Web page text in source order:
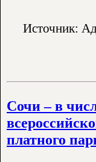
Источник:
Сочи – в
платного